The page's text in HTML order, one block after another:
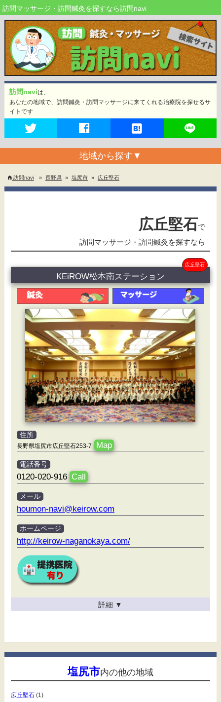
訪問マッサージ・訪問鍼灸を探すなら訪問navi
訪問naviは、
あなたの地域で、訪問鍼灸・訪問マッサージに来てくれる治療院を探せるサ
イトです
地域から探す ▼
訪問navi » 長野県 » 塩尻市 » 広丘堅石
広丘堅石で
訪問マッサージ・訪問鍼灸を探すなら
広丘堅石
KEiROW松本南ステーション
住所
長野県塩尻市広丘堅石253-7 Map
電話番号
0120-020-916 Call
メール
houmon-navi@keirow.com
ホームページ
http://keirow-naganokaya.com/
詳細 ▼
塩尻市内の他の地域
広丘堅石(1)